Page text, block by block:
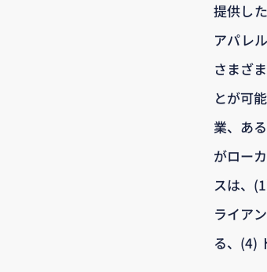
提供し
アパレ
さまざ
とが可
業、あ
がロー
スは、
ライア
る、(4)